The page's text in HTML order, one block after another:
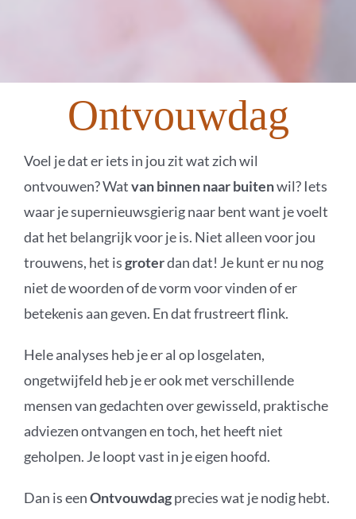
Ontvouwdag
Voel je dat er iets in jou zit wat zich wil
ontvouwen? Watvan binnen naar buitenwil? Iets
waar je supernieuwsgierig naar bent want je voelt
dat het belangrijk voor je is. Niet alleen voor jou
trouwens, het isgroterdan dat! Je kunt er nu nog
niet de woorden of de vorm voor vinden of er
betekenis aan geven. En dat frustreert flink.
Hele analyses heb je er al op losgelaten,
ongetwijfeld heb je er ook met verschillende
mensen van gedachten over gewisseld, praktische
adviezen ontvangen en toch, het heeft niet
geholpen. Je loopt vast in je eigen hoofd.
Dan is eenOntvouwdagprecies wat je nodig hebt.